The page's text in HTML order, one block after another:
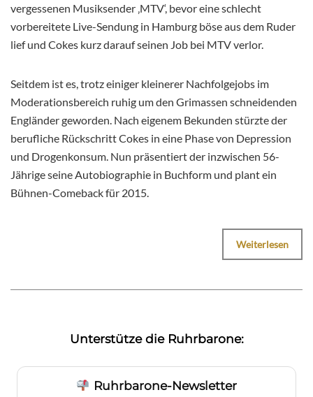
vergessenen Musiksender ‚MTV‘, bevor eine schlecht
vorbereitete Live-Sendung in Hamburg böse aus dem Ruder
lief und Cokes kurz darauf seinen Job bei MTV verlor.
Seitdem ist es, trotz einiger kleinerer Nachfolgejobs im
Moderationsbereich ruhig um den Grimassen schneidenden
Engländer geworden. Nach eigenem Bekunden stürzte der
berufliche Rückschritt Cokes in eine Phase von Depression
und Drogenkonsum. Nun präsentiert der inzwischen 56-
Jährige seine Autobiographie in Buchform und plant ein
Bühnen-Comeback für 2015.
Weiterlesen
Unterstütze die Ruhrbarone:
Ruhrbarone-Newsletter